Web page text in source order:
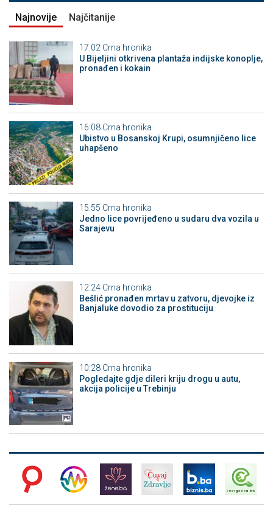
Najnovije Najčitanije
17:02 Crna hronika
​U Bijeljini otkrivena plantaža indijske konoplje,
pronađen i kokain
16:08 Crna hronika
Ubistvo u Bosanskoj Krupi, osumnjičeno lice
uhapšeno
15:55 Crna hronika
Јedno lice povrijeđeno u sudaru dva vozila u
Sarajevu
12:24 Crna hronika
Bešlić pronađen mrtav u zatvoru, djevojke iz
Banjaluke dovodio za prostituciju
10:28 Crna hronika
Pogledajte gdje dileri kriju drogu u autu,
akcija policije u Trebinju